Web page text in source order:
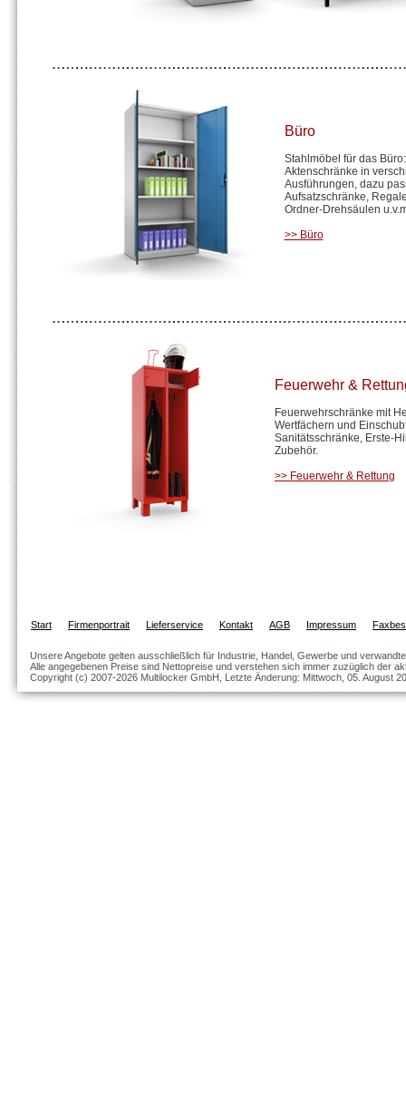
Büro
Stahlmöbel für das Büro:
Aktenschränke in
Ausführungen, dazu
Aufsatzschränke,
Ordner-Drehsäulen
>> Büro
Feuerwehr &
Feuerwehrschränke mit
Wertfächern und
Sanitätsschränke, Erste-
Zubehör.
>> Feuerwehr & Rettung
Start Firmenportrait Lieferservice Kontakt AGB Impressum
Unsere Angebote gelten ausschließlich für Industrie, Handel, Gewerbe und
Alle angegebenen Preise sind Nettopreise und verstehen sich immer zuzüglich der
Copyright (c) 2007-2026 Multilocker GmbH, Letzte Änderung: Mittwoch, 05. August